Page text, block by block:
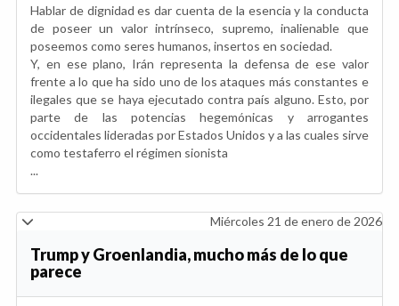
Hablar de dignidad es dar cuenta de la esencia y la conducta
de poseer un valor intrínseco, supremo, inalienable que
poseemos como seres humanos, insertos en sociedad.
Y, en ese plano, Irán representa la defensa de ese valor
frente a lo que ha sido uno de los ataques más constantes e
ilegales que se haya ejecutado contra país alguno. Esto, por
parte de las potencias hegemónicas y arrogantes
occidentales lideradas por Estados Unidos y a las cuales sirve
como testaferro el régimen sionista
...
Miércoles 21 de enero de 2026
Trump y Groenlandia, mucho más de lo que
parece